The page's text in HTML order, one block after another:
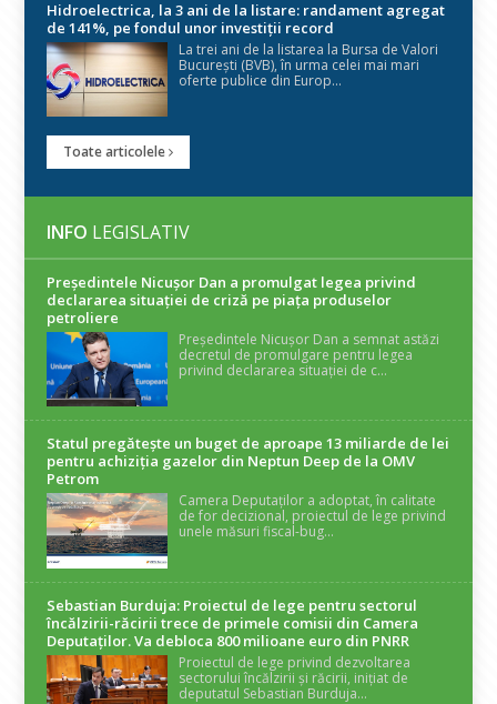
Hidroelectrica, la 3 ani de la listare: randament agregat
de 141%, pe fondul unor investiții record
La trei ani de la listarea la Bursa de Valori
București (BVB), în urma celei mai mari
oferte publice din Europ...
Toate articolele
INFO LEGISLATIV
Președintele Nicuşor Dan a promulgat legea privind
declararea situaţiei de criză pe piaţa produselor
petroliere
Președintele Nicușor Dan a semnat astăzi
decretul de promulgare pentru legea
privind declararea situației de c...
Statul pregătește un buget de aproape 13 miliarde de lei
pentru achiziția gazelor din Neptun Deep de la OMV
Petrom
Camera Deputaților a adoptat, în calitate
de for decizional, proiectul de lege privind
unele măsuri fiscal-bug...
Sebastian Burduja: Proiectul de lege pentru sectorul
încălzirii-răcirii trece de primele comisii din Camera
Deputaților. Va debloca 800 milioane euro din PNRR
Proiectul de lege privind dezvoltarea
sectorului încălzirii și răcirii, inițiat de
deputatul Sebastian Burduja...